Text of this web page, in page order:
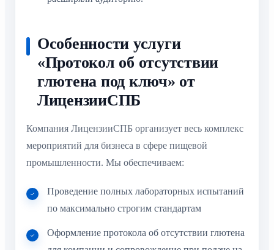
Особенности услуги
глютена под ключ» от
ЛицензииСПБ
Компания ЛицензииСПБ организует весь комплекс
мероприятий для бизнеса в сфере пищевой
промышленности. Мы обеспечиваем:
Проведение полных лабораторных испытаний
Оформление протокола об отсутствии глютена
для компании и сопровождение при подаче на
сертификацию или декларирование